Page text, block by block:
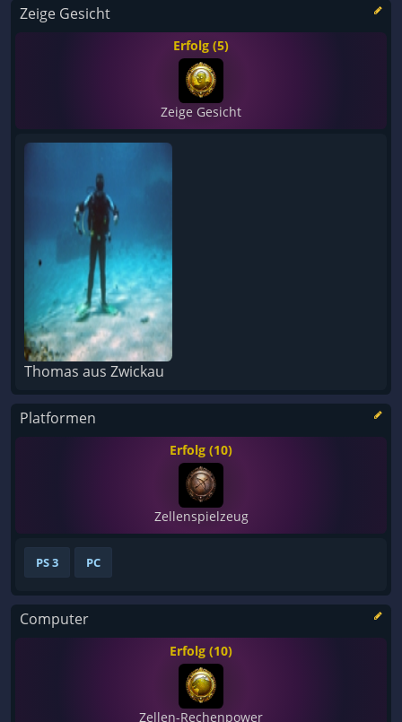
Zeige Gesicht
Erfolg (5)
Zeige Gesicht
Thomas aus Zwickau
Platformen
Erfolg (10)
Zellenspielzeug
PS 3 PC
Computer
Erfolg (10)
Zellen-Rechenpower